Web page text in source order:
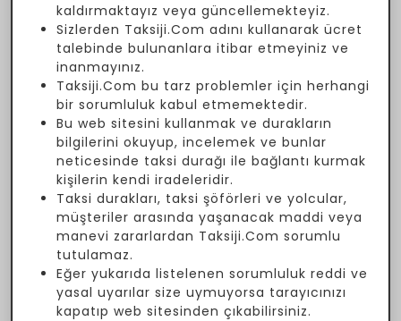
kaldırmaktayız veya güncellemekteyiz.
Sizlerden Taksiji.Com adını kullanarak ücret
talebinde bulunanlara itibar etmeyiniz ve
inanmayınız.
Taksiji.Com bu tarz problemler için herhangi
bir sorumluluk kabul etmemektedir.
Bu web sitesini kullanmak ve durakların
bilgilerini okuyup, incelemek ve bunlar
neticesinde taksi durağı ile bağlantı kurmak
kişilerin kendi iradeleridir.
Taksi durakları, taksi şöförleri ve yolcular,
müşteriler arasında yaşanacak maddi veya
manevi zararlardan Taksiji.Com sorumlu
tutulamaz.
Eğer yukarıda listelenen sorumluluk reddi ve
yasal uyarılar size uymuyorsa tarayıcınızı
kapatıp web sitesinden çıkabilirsiniz.